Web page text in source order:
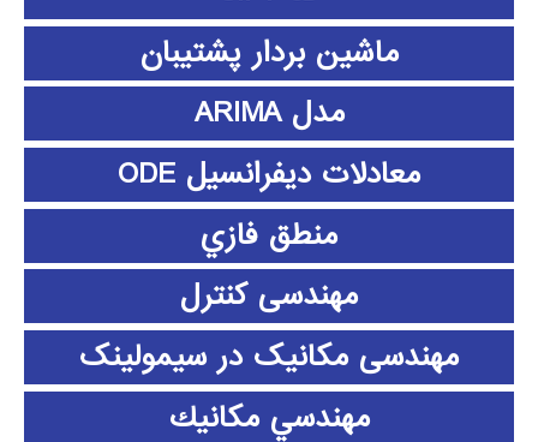
ماشین بردار پشتیبان
مدل ARIMA
معادلات دیفرانسیل ODE
منطق فازي
مهندسی کنترل
مهندسی مکانیک در سیمولینک
مهندسي مكانيك